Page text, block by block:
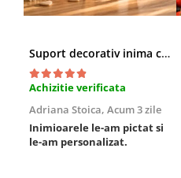
Suport decorativ inima cu mesaje, Cadou cu suflet
Achizitie verificata
Adriana Stoica, Acum 3 zile
Inimioarele le-am pictat si
le-am personalizat.